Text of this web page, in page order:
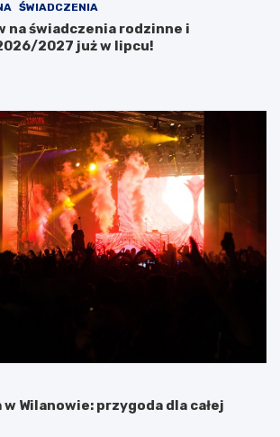
ŚWIADCZENIA
na świadczenia rodzinne i
2027 już w lipcu!
Wilanowie: przygoda dla całej